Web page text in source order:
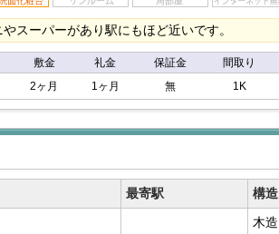
スーパーがあり駅にもほど近いです。
敷金 礼金 保証金 間取り
2ヶ月 1ヶ月 無 1K
最寄駅 構造
木造